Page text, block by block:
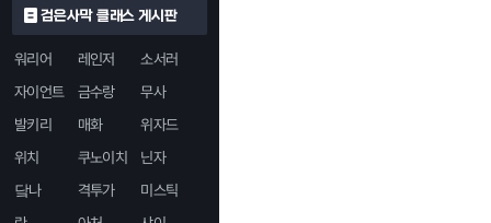
검은사막 클래스 게시판
워리어 레인저
소서러
자이언트
금수랑
무사
발키리
매화
위자드
위치
쿠노이치
닌자
닼나
격투가
미스틱